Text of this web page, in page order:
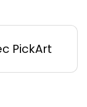
PickArt